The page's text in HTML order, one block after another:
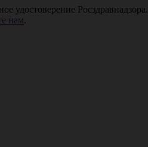
удостоверение Росздравнадзора.
нам.